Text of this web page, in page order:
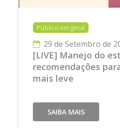
Público em geral
29 de Setembro de
[LIVE] Manejo do
recomendações
mais leve
SAIBA MAIS